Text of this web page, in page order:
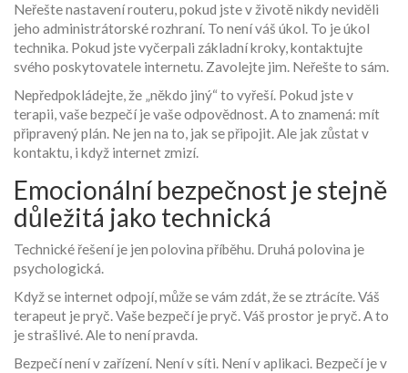
Neřešte nastavení routeru, pokud jste v životě nikdy neviděli
jeho administrátorské rozhraní. To není váš úkol. To je úkol
technika. Pokud jste vyčerpali základní kroky, kontaktujte
svého poskytovatele internetu. Zavolejte jim. Neřešte to sám.
Nepředpokládejte, že „někdo jiný“ to vyřeší. Pokud jste v
terapii, vaše bezpečí je vaše odpovědnost. A to znamená: mít
připravený plán. Ne jen na to, jak se připojit. Ale jak zůstat v
kontaktu, i když internet zmizí.
Emocionální bezpečnost je stejně
důležitá jako technická
Technické řešení je jen polovina příběhu. Druhá polovina je
psychologická.
Když se internet odpojí, může se vám zdát, že se ztrácíte. Váš
terapeut je pryč. Vaše bezpečí je pryč. Váš prostor je pryč. A to
je strašlivé. Ale to není pravda.
Bezpečí není v zařízení. Není v síti. Není v aplikaci. Bezpečí je v